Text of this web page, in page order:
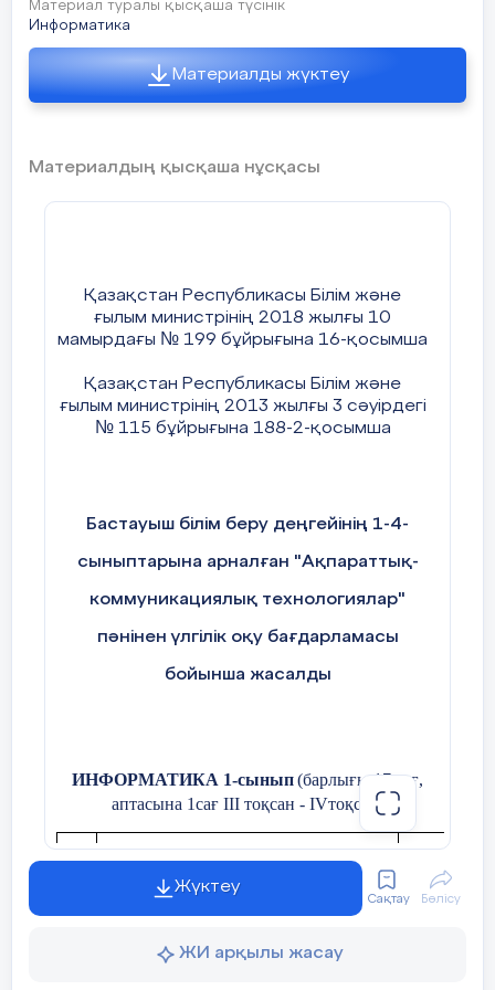
Топтық жұмыс. 1-тапсырма.
Торкөз параққа өздерін ұнататын, күзде
бір жемістің векторлық және растрлық суретін
-торкөз параққа растрлық сурет салады;
параметрлері бар?
Диаграмма-сандық деректерді визуалды
тақтасынан-диаграмма бөлімінен таңдап
Материал туралы қысқаша түсінік
Информатика
Материалды жүктеу
Материалдың қысқаша нұсқасы
Қазақстан Республикасы Білім және
ғылым министрінің 2018 жылғы 10
мамырдағы № 199 бұйрығына 16-қосымша
Қазақстан Республикасы Білім және
ғылым министрінің 2013 жылғы 3 сәуірдегі
№ 115 бұйрығына 188-2-қосымша
Бастауыш білім беру деңгейінің 1-4-
сыныптарына арналған "Ақпараттық-
коммуникациялық технологиялар"
пәнінен үлгілік оқу бағдарламасы
бойынша жасалды
ИНФОРМАТИКА 1-сынып(барлығы 17 сағ,
аптасына 1сағ ІІІ тоқсан - ІVтоқсан)
Оқу
Жүктеу
Сақтау Бөлісу
ЖИ арқылы жасау